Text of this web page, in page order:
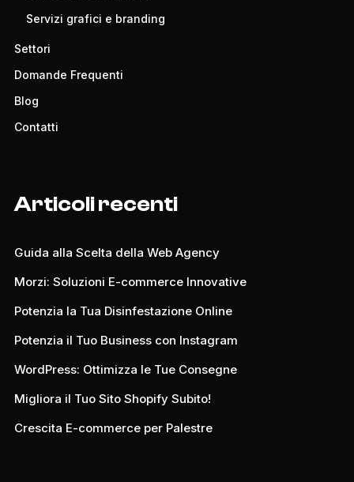
Servizi grafici e branding
Settori
Domande Frequenti
Blog
Contatti
Articoli recenti
Guida alla Scelta della Web Agency
Morzi: Soluzioni E-commerce Innovative
Potenzia la Tua Disinfestazione Online
Potenzia il Tuo Business con Instagram
WordPress: Ottimizza le Tue Consegne
Migliora il Tuo Sito Shopify Subito!
Crescita E-commerce per Palestre